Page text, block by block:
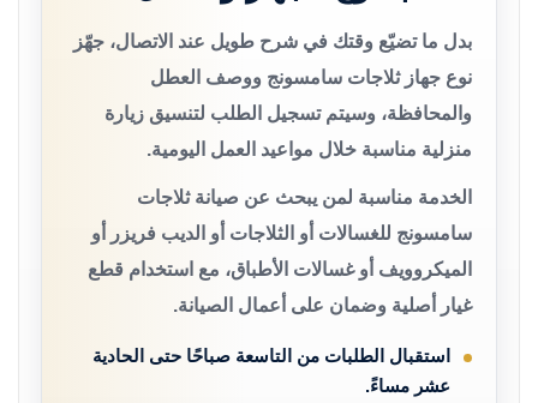
بدل ما تضيّع وقتك في شرح طويل عند الاتصال، جهّز
نوع جهاز ثلاجات سامسونج ووصف العطل
والمحافظة، وسيتم تسجيل الطلب لتنسيق زيارة
منزلية مناسبة خلال مواعيد العمل اليومية.
الخدمة مناسبة لمن يبحث عن صيانة ثلاجات
سامسونج للغسالات أو الثلاجات أو الديب فريزر أو
الميكروويف أو غسالات الأطباق، مع استخدام قطع
غيار أصلية وضمان على أعمال الصيانة.
استقبال الطلبات من التاسعة صباحًا حتى الحادية
عشر مساءً.